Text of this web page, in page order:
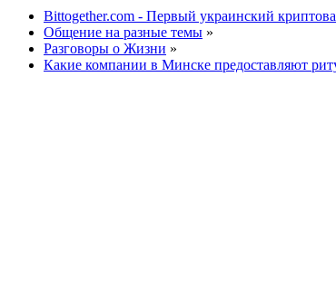
Bittogether.com - Первый украинский
Общение на разные темы »
Разговоры о Жизни »
Какие компании в Минске предоставляют